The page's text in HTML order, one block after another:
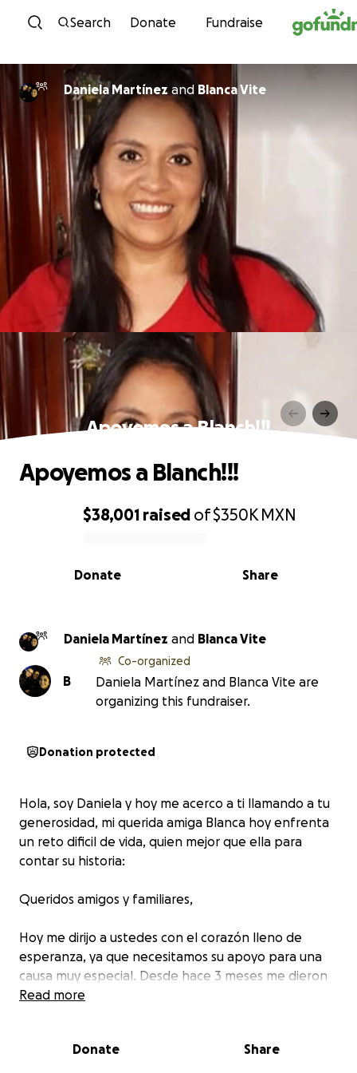
Skip to content
Search Donate Fundraise
Daniela Martínezand Blanca Vite
Apoyemos a Blanch!!!
0% complete
$38,001 raised of$350K MXN
Share
Donate
Apoyemos a Blanch!!!
Daniela Martínez and Blanca Vite
B
Co-organized
Daniela Martínez and Blanca Vite are
organizing this fundraiser.
Donation protected
Hola, soy Daniela y hoy me acerco a ti llamando a tu
generosidad, mi querida amiga Blanca hoy enfrenta
un reto dificil de vida, quien mejor que ella para
contar su historia:
Queridos amigos y familiares,
Hoy me dirijo a ustedes con el corazón lleno de
esperanza, ya que necesitamos su apoyo para una
causa muy especial. Desde hace 3 meses me dieron
una noticia muy dolorosa y difícil, cuando crees que
cáncer, CANCER EN AMBAS MAMAS la palabra por si
Read more
Donate Share